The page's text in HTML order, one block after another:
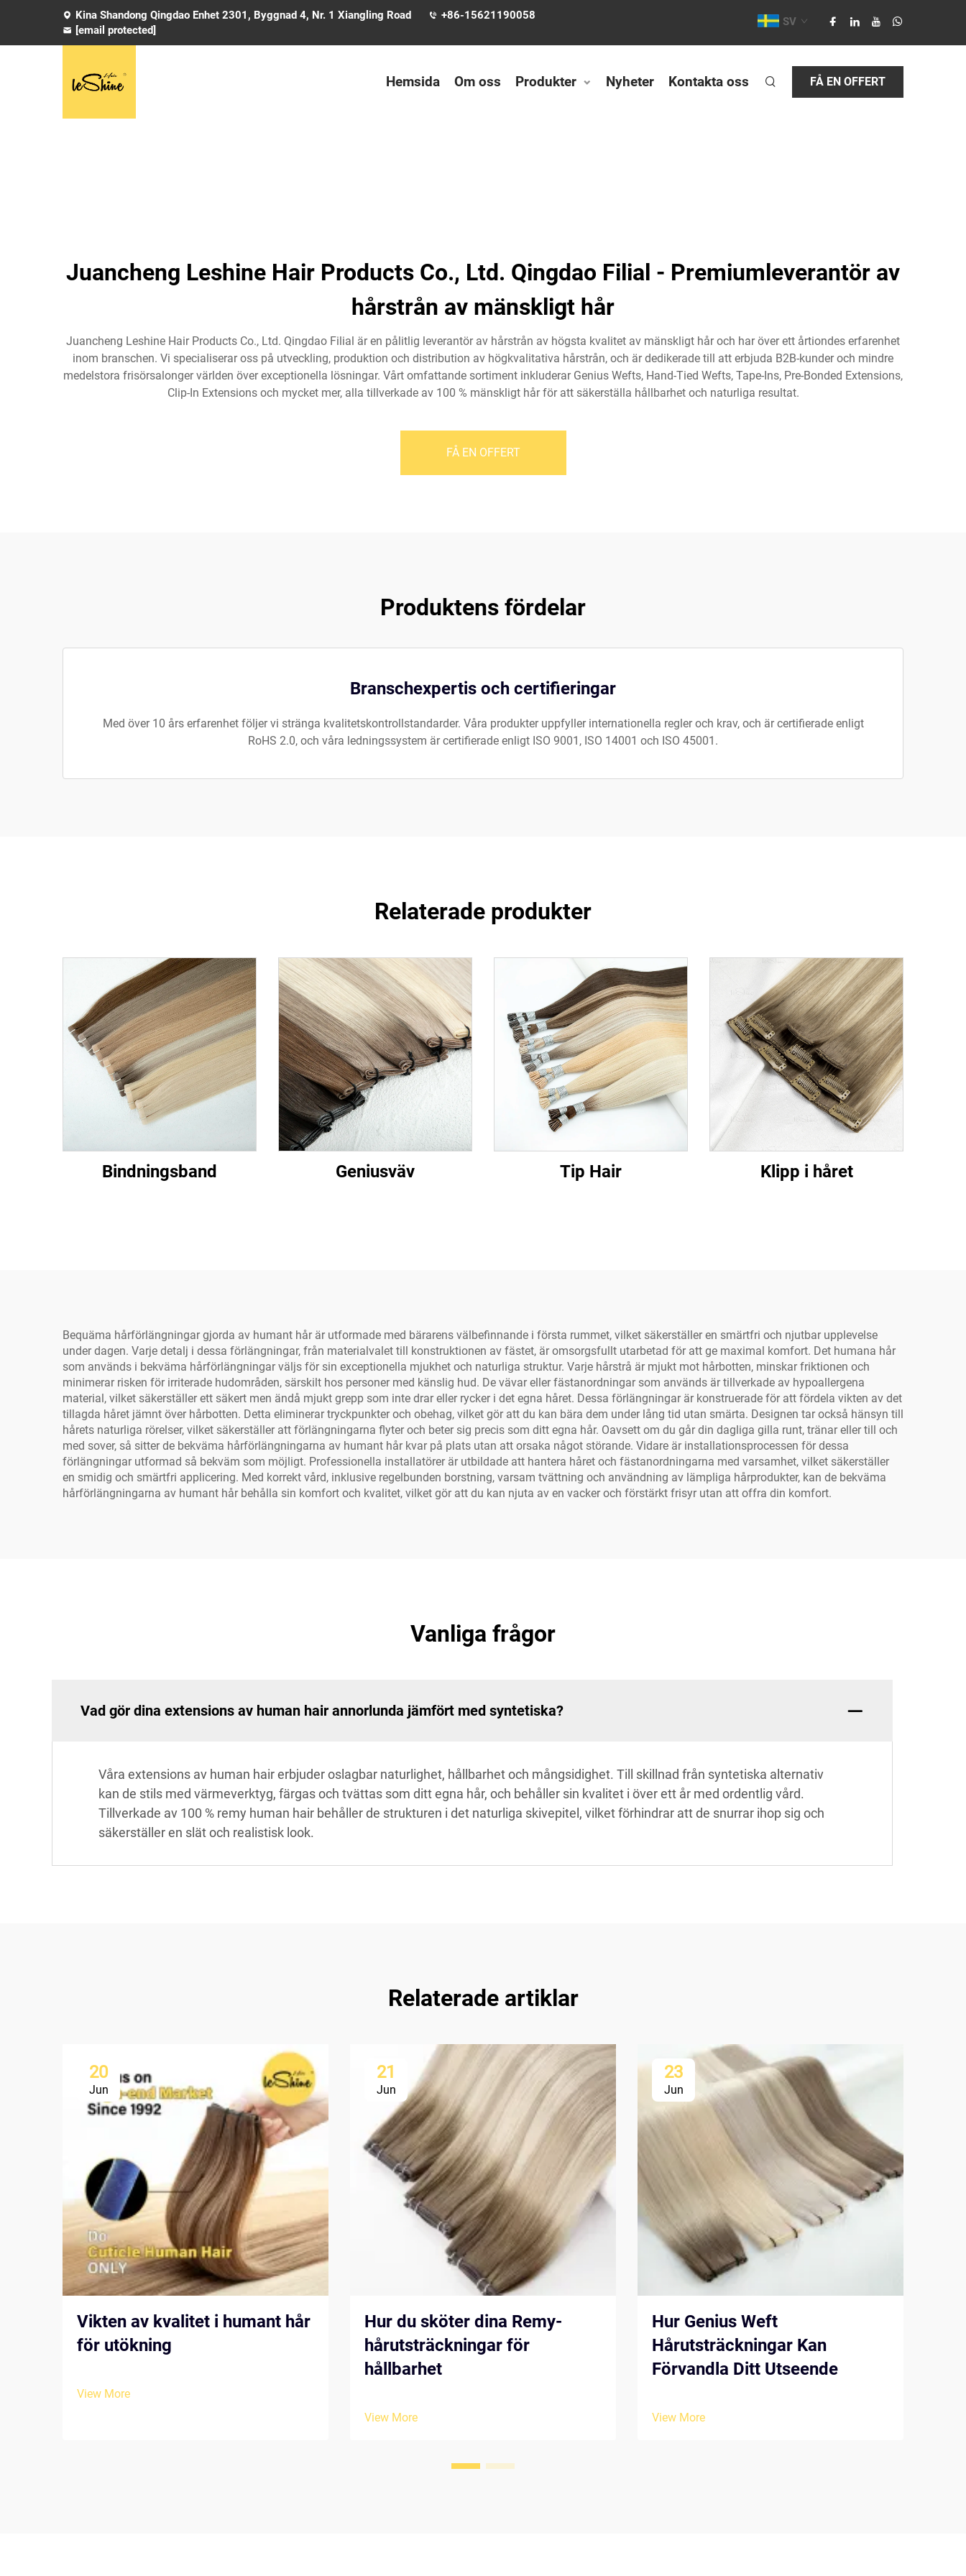
Kina Shandong Qingdao Enhet 2301, Byggnad 4, Nr. 1 Xiangling Road
+86-15621190058
[email protected]
SV
Hemsida Om oss Produkter Nyheter Kontakta oss FÅ EN OFFERT
Juancheng Leshine Hair Products Co., Ltd. Qingdao Filial - Premiumleverantör av
hårstrån av mänskligt hår
Juancheng Leshine Hair Products Co., Ltd. Qingdao Filial är en pålitlig leverantör av hårstrån av högsta kvalitet av mänskligt hår och har över ett årtiondes erfarenhet
inom branschen. Vi specialiserar oss på utveckling, produktion och distribution av högkvalitativa hårstrån, och är dedikerade till att erbjuda B2B-kunder och mindre
medelstora frisörsalonger världen över exceptionella lösningar. Vårt omfattande sortiment inkluderar Genius Wefts, Hand-Tied Wefts, Tape-Ins, Pre-Bonded Extensions,
Clip-In Extensions och mycket mer, alla tillverkade av 100 % mänskligt hår för att säkerställa hållbarhet och naturliga resultat.
FÅ EN OFFERT
Produktens fördelar
Branschexpertis och certifieringar
Med över 10 års erfarenhet följer vi stränga kvalitetskontrollstandarder. Våra produkter uppfyller internationella regler och krav, och är certifierade enligt
RoHS 2.0, och våra ledningssystem är certifierade enligt ISO 9001, ISO 14001 och ISO 45001.
Relaterade produkter
Bindningsband Geniusväv Tip Hair Klipp i håret
Bequäma hårförlängningar gjorda av humant hår är utformade med bärarens välbefinnande i första rummet, vilket säkerställer en smärtfri och njutbar upplevelse
under dagen. Varje detalj i dessa förlängningar, från materialvalet till konstruktionen av fästet, är omsorgsfullt utarbetad för att ge maximal komfort. Det humana hår
som används i bekväma hårförlängningar väljs för sin exceptionella mjukhet och naturliga struktur. Varje hårstrå är mjukt mot hårbotten, minskar friktionen och
minimerar risken för irriterade hudområden, särskilt hos personer med känslig hud. De vävar eller fästanordningar som används är tillverkade av hypoallergena
material, vilket säkerställer ett säkert men ändå mjukt grepp som inte drar eller rycker i det egna håret. Dessa förlängningar är konstruerade för att fördela vikten av det
tillagda håret jämnt över hårbotten. Detta eliminerar tryckpunkter och obehag, vilket gör att du kan bära dem under lång tid utan smärta. Designen tar också hänsyn till
hårets naturliga rörelser, vilket säkerställer att förlängningarna flyter och beter sig precis som ditt egna hår. Oavsett om du går din dagliga gilla runt, tränar eller till och
med sover, så sitter de bekväma hårförlängningarna av humant hår kvar på plats utan att orsaka något störande. Vidare är installationsprocessen för dessa
förlängningar utformad så bekväm som möjligt. Professionella installatörer är utbildade att hantera håret och fästanordningarna med varsamhet, vilket säkerställer
en smidig och smärtfri applicering. Med korrekt vård, inklusive regelbunden borstning, varsam tvättning och användning av lämpliga hårprodukter, kan de bekväma
hårförlängningarna av humant hår behålla sin komfort och kvalitet, vilket gör att du kan njuta av en vacker och förstärkt frisyr utan att offra din komfort.
Vanliga frågor
Vad gör dina extensions av human hair annorlunda jämfört med syntetiska?
Våra extensions av human hair erbjuder oslagbar naturlighet, hållbarhet och mångsidighet. Till skillnad från syntetiska alternativ
kan de stils med värmeverktyg, färgas och tvättas som ditt egna hår, och behåller sin kvalitet i över ett år med ordentlig vård.
Tillverkade av 100 % remy human hair behåller de strukturen i det naturliga skivepitel, vilket förhindrar att de snurrar ihop sig och
säkerställer en slät och realistisk look.
Relaterade artiklar
20
Jun
Vikten av kvalitet i humant hår
för utökning
View More
21
Jun
Hur du sköter dina Remy-
hårutsträckningar för
hållbarhet
View More
23
Jun
Hur Genius Weft
Hårutsträckningar Kan
Förvandla Ditt Utseende
View More